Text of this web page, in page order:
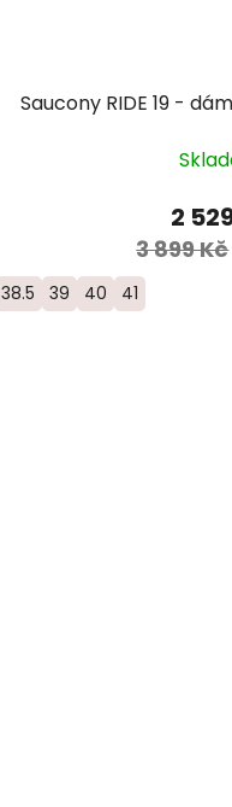
Saucony RIDE 19 -
2
3 899 Kč
38.5 39 40 41